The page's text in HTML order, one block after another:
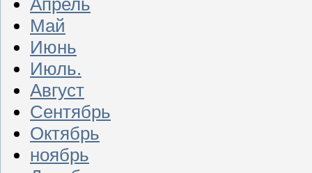
Май
Июнь
Июль.
Август
Сентябрь
Октябрь
ноябрь